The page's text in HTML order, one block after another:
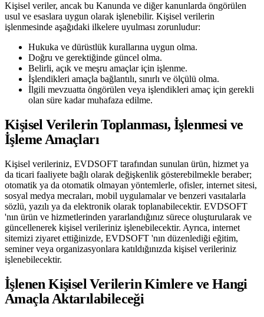
Kişisel veriler, ancak bu Kanunda ve diğer kanunlarda öngörülen
usul ve esaslara uygun olarak işlenebilir. Kişisel verilerin
işlenmesinde aşağıdaki ilkelere uyulması zorunludur:
Hukuka ve dürüstlük kurallarına uygun olma.
Doğru ve gerektiğinde güncel olma.
Belirli, açık ve meşru amaçlar için işlenme.
İşlendikleri amaçla bağlantılı, sınırlı ve ölçülü olma.
İlgili mevzuatta öngörülen veya işlendikleri amaç için gerekli
olan süre kadar muhafaza edilme.
Kişisel Verilerin Toplanması, İşlenmesi ve
İşleme Amaçları
Kişisel verileriniz, EVDSOFT tarafından sunulan ürün, hizmet ya
da ticari faaliyete bağlı olarak değişkenlik gösterebilmekle beraber;
otomatik ya da otomatik olmayan yöntemlerle, ofisler, internet sitesi,
sosyal medya mecraları, mobil uygulamalar ve benzeri vasıtalarla
sözlü, yazılı ya da elektronik olarak toplanabilecektir. EVDSOFT
'nın ürün ve hizmetlerinden yararlandığınız sürece oluşturularak ve
güncellenerek kişisel verileriniz işlenebilecektir. Ayrıca, internet
sitemizi ziyaret ettiğinizde, EVDSOFT 'nın düzenlediği eğitim,
seminer veya organizasyonlara katıldığınızda kişisel verileriniz
işlenebilecektir.
İşlenen Kişisel Verilerin Kimlere ve Hangi
Amaçla Aktarılabileceği